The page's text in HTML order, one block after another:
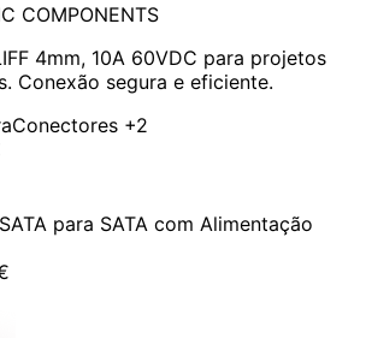
COMPONENTS
4mm, 10A 60VDC para projetos
Conexão segura e eficiente.
Conectores +2
para SATA com Alimentação